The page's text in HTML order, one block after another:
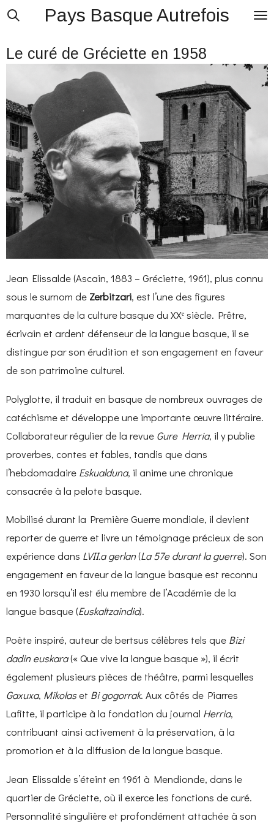
Passer
contenu
Pays Basque Autrefois
Le curé de Gréciette en 1958
Jean Elissalde (Ascain, 1883 – Gréciette, 1961), plus connu
sous le surnom de Zerbitzari, est l’une des figures
marquantes de la culture basque du XXᵉ siècle. Prêtre,
écrivain et ardent défenseur de la langue basque, il se
distingue par son érudition et son engagement en faveur
de son patrimoine culturel.
Polyglotte, il traduit en basque de nombreux ouvrages de
catéchisme et développe une importante œuvre littéraire.
Collaborateur régulier de la revue Gure Herria, il y publie
proverbes, contes et fables, tandis que dans
l’hebdomadaire Eskualduna, il anime une chronique
consacrée à la pelote basque.
Mobilisé durant la Première Guerre mondiale, il devient
reporter de guerre et livre un témoignage précieux de son
expérience dans LVII.a gerlan(La 57e durant la guerre). Son
engagement en faveur de la langue basque est reconnu
en 1930 lorsqu’il est élu membre de l’Académie de la
langue basque (Euskaltzaindia).
Poète inspiré, auteur de bertsus célèbres tels que Bizi
dadin euskara(« Que vive la langue basque »), il écrit
également plusieurs pièces de théâtre, parmi lesquelles
Gaxuxa, Mikolaset Bi gogorrak. Aux côtés de Piarres
Lafitte, il participe à la fondation du journal Herria,
contribuant ainsi activement à la préservation, à la
promotion et à la diffusion de la langue basque.
Jean Elissalde s’éteint en 1961 à Mendionde, dans le
quartier de Gréciette, où il exerce les fonctions de curé.
Personnalité singulière et profondément attachée à son